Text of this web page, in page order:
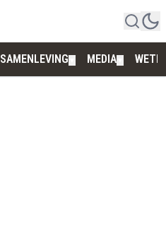
SAMENLEVING MEDIA